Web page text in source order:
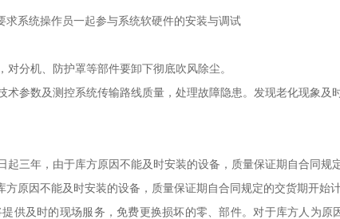
系统操作员一起参与系统软硬件的安装与调试
分机、防护罩等部件要卸下彻底吹风除尘。
数及测控系统传输路线质量，处理故障隐患。发现老化现象及时
年，由于库方原因不能及时安装的设备，质量保证期自合同规
原因不能及时安装的设备，质量保证期自合同规定的交货期开始
及时的现场服务，免费更换损坏的零、部件。对于库方人为原